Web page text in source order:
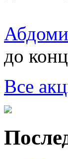
до
Все